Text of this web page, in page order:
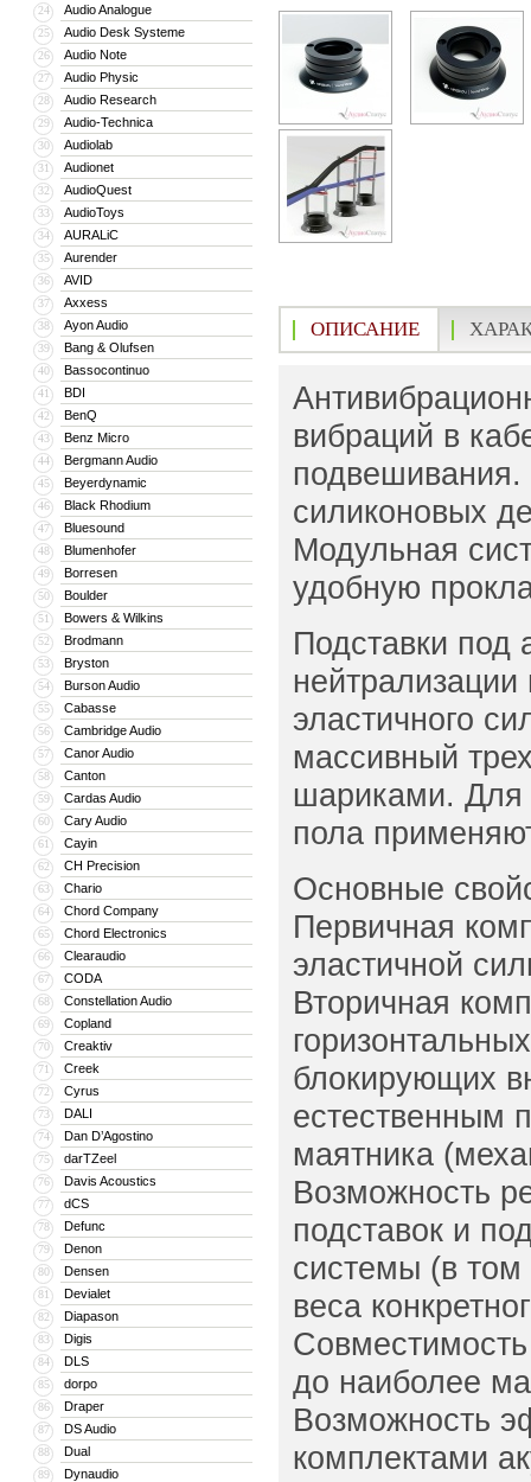
24 Audio Analogue
25 Audio Desk Systeme
26 Audio Note
27 Audio Physic
28 Audio Research
29 Audio-Technica
30 Audiolab
31 Audionet
32 AudioQuest
33 AudioToys
34 AURALiC
35 Aurender
36 AVID
37 Axxess
38 Ayon Audio
39 Bang & Olufsen
40 Bassocontinuo
41 BDI
42 BenQ
43 Benz Micro
44 Bergmann Audio
45 Beyerdynamic
46 Black Rhodium
47 Bluesound
48 Blumenhofer
49 Borresen
50 Boulder
51 Bowers & Wilkins
52 Brodmann
53 Bryston
54 Burson Audio
55 Cabasse
56 Cambridge Audio
57 Canor Audio
58 Canton
59 Cardas Audio
60 Cary Audio
61 Cayin
62 CH Precision
63 Chario
64 Chord Company
65 Chord Electronics
66 Clearaudio
67 CODA
68 Constellation Audio
69 Copland
70 Creaktiv
71 Creek
72 Cyrus
73 DALI
74 Dan D’Agostino
75 darTZeel
76 Davis Acoustics
77 dCS
78 Defunc
79 Denon
80 Densen
81 Devialet
82 Diapason
83 Digis
84 DLS
85 dorpo
86 Draper
87 DS Audio
88 Dual
89 Dynaudio
ОПИСАНИЕ
вибраций в
подвешивания.
силиконовых
Модульная
удобную
Подставки под
эластичного
массивный
шариками. Для
пола
Основные
Первичная
эластичной
Вторичная
блокирующих
естественным
маятника
Возможность
подставок и
системы (в том
веса
до наиболее
Возможность
комплектами